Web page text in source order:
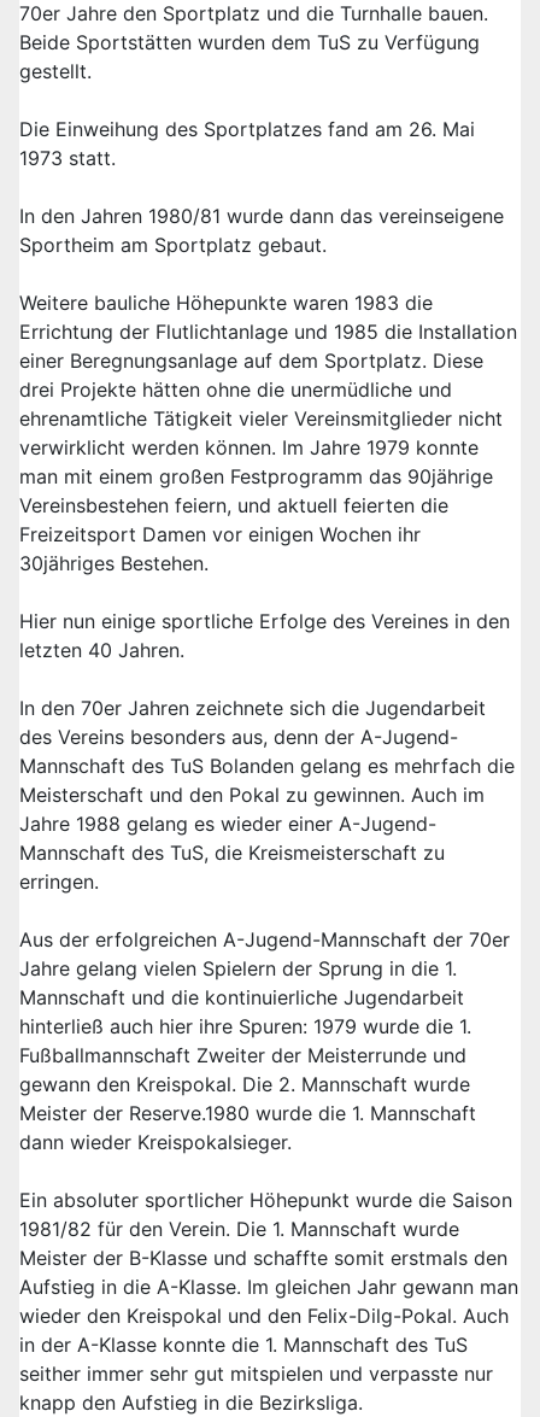
70er Jahre den Sportplatz und die Turnhalle bauen.
Beide Sportstätten wurden dem TuS zu Verfügung
gestellt.
Die Einweihung des Sportplatzes fand am 26. Mai
1973 statt.
In den Jahren 1980/81 wurde dann das vereinseigene
Sportheim am Sportplatz gebaut.
Weitere bauliche Höhepunkte waren 1983 die
Errichtung der Flutlichtanlage und 1985 die Installation
einer Beregnungsanlage auf dem Sportplatz. Diese
drei Projekte hätten ohne die unermüdliche und
ehrenamtliche Tätigkeit vieler Vereinsmitglieder nicht
verwirklicht werden können. Im Jahre 1979 konnte
man mit einem großen Festprogramm das 90jährige
Vereinsbestehen feiern, und aktuell feierten die
Freizeitsport Damen vor einigen Wochen ihr
30jähriges Bestehen.
Hier nun einige sportliche Erfolge des Vereines in den
letzten 40 Jahren.
In den 70er Jahren zeichnete sich die Jugendarbeit
des Vereins besonders aus, denn der A-Jugend-
Mannschaft des TuS Bolanden gelang es mehrfach die
Meisterschaft und den Pokal zu gewinnen. Auch im
Jahre 1988 gelang es wieder einer A-Jugend-
Mannschaft des TuS, die Kreismeisterschaft zu
erringen.
Aus der erfolgreichen A-Jugend-Mannschaft der 70er
Jahre gelang vielen Spielern der Sprung in die 1.
Mannschaft und die kontinuierliche Jugendarbeit
hinterließ auch hier ihre Spuren: 1979 wurde die 1.
Fußballmannschaft Zweiter der Meisterrunde und
gewann den Kreispokal. Die 2. Mannschaft wurde
Meister der Reserve.1980 wurde die 1. Mannschaft
dann wieder Kreispokalsieger.
Ein absoluter sportlicher Höhepunkt wurde die Saison
1981/82 für den Verein. Die 1. Mannschaft wurde
Meister der B-Klasse und schaffte somit erstmals den
Aufstieg in die A-Klasse. Im gleichen Jahr gewann man
wieder den Kreispokal und den Felix-Dilg-Pokal. Auch
in der A-Klasse konnte die 1. Mannschaft des TuS
seither immer sehr gut mitspielen und verpasste nur
knapp den Aufstieg in die Bezirksliga.